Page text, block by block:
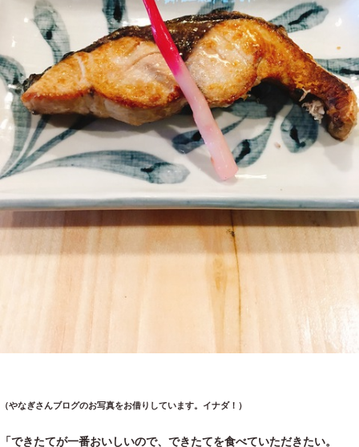
（やなぎさんブログのお写真をお借りしています。イナダ！）
「できたてが一番おいしいので、できたてを食べていただきたい。